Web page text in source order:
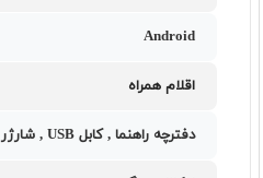
Android
اقلام همراه
دفترچه‌ راهنما , کابل USB , شارژر , هندزفری